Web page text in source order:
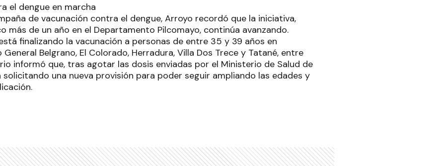
el dengue en marcha
de vacunación contra el dengue, Arroyo recordó que la iniciativa,
más de un año en el Departamento Pilcomayo, continúa avanzando.
finalizando la vacunación a personas de entre 35 y 39 años en
Belgrano, El Colorado, Herradura, Villa Dos Trece y Tatané, entre
informó que, tras agotar las dosis enviadas por el Ministerio de Salud de
solicitando una nueva provisión para poder seguir ampliando las edades y